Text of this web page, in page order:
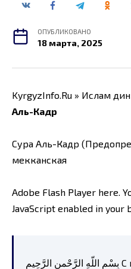
ОПУБЛИКОВАНО
18 марта, 2025
KyrgyzInfo.Ru » Ислам
Аль-Кадр
Сура Аль-Кадр
мекканская
Adobe Flash Player here.
JavaScript enabled in your
بِسْمِ اللّهِ الرَّحْمنِ الرَّحِيمِ С именем Аллаха